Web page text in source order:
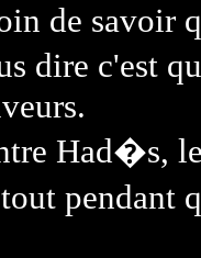
de savoir
dire c'est
Had�s,
pendant